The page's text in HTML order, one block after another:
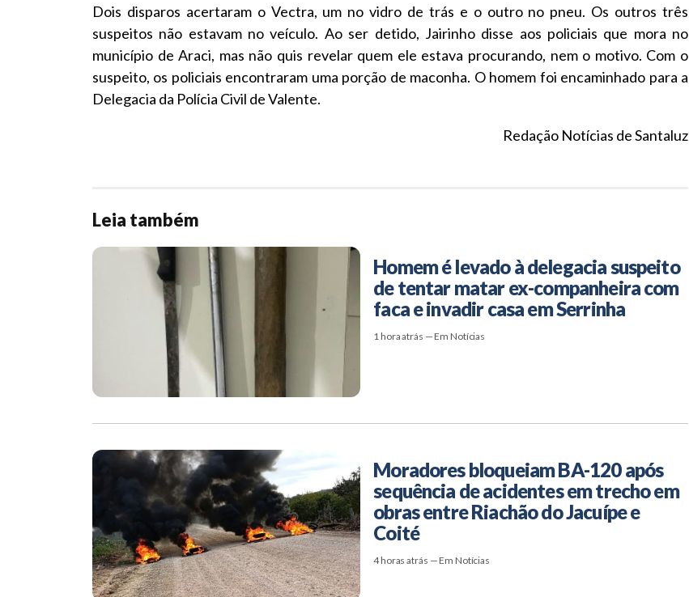
Dois disparos acertaram o Vectra, um no vidro de trás e o outro no pneu. Os outros três
suspeitos não estavam no veículo. Ao ser detido, Jairinho disse aos policiais que mora no
município de Araci, mas não quis revelar quem ele estava procurando, nem o motivo. Com o
suspeito, os policiais encontraram uma porção de maconha. O homem foi encaminhado para a
Delegacia da Polícia Civil de Valente.
Redação Notícias de Santaluz
Leia também
Homem é levado à delegacia suspeito
de tentar matar ex-companheira com
faca e invadir casa em Serrinha
1 hora atrás — Em Notícias
Moradores bloqueiam BA-120 após
sequência de acidentes em trecho em
obras entre Riachão do Jacuípe e
Coité
4 horas atrás — Em Notícias